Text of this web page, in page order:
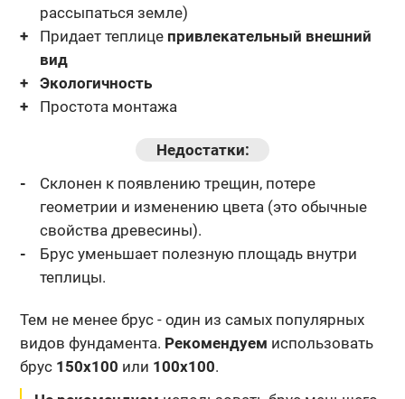
рассыпаться земле)
Придает теплице привлекательный внешний
вид
Экологичность
Простота монтажа
Недостатки:
Склонен к появлению трещин, потере
геометрии и изменению цвета (это обычные
свойства древесины).
Брус уменьшает полезную площадь внутри
теплицы.
Тем не менее брус - один из самых популярных
видов фундамента. Рекомендуем использовать
брус 150х100 или 100х100.